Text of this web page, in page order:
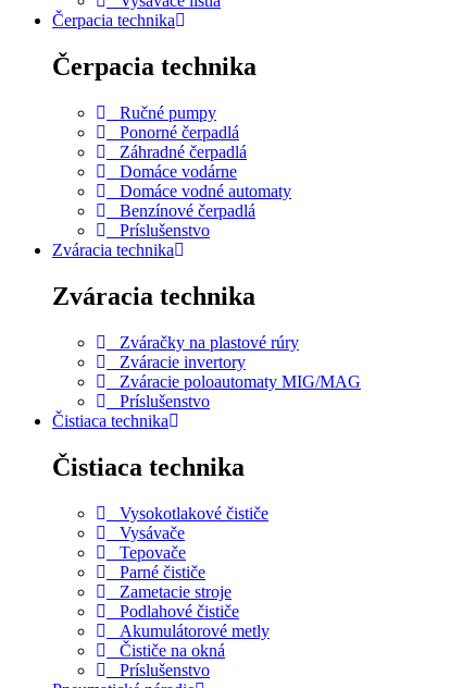
Čerpacia technika
Čerpacia technika
Ručné pumpy
Ponorné čerpadlá
Záhradné čerpadlá
Domáce vodárne
Domáce vodné automaty
Benzínové čerpadlá
Príslušenstvo
Zváracia technika
Zváracia technika
Zváračky na plastové rúry
Zváracie invertory
Zváracie poloautomaty MIG/MAG
Príslušenstvo
Čistiaca technika
Čistiaca technika
Vysokotlakové čističe
Vysávače
Tepovače
Parné čističe
Zametacie stroje
Podlahové čističe
Akumulátorové metly
Čističe na okná
Príslušenstvo